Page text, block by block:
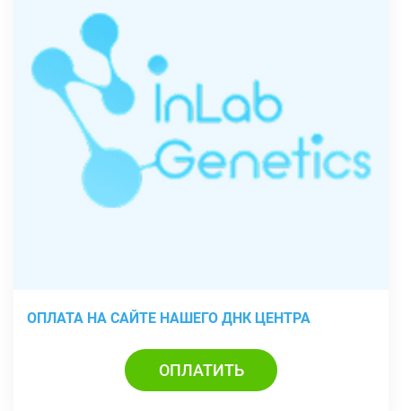
ОПЛАТА НА САЙТЕ НАШЕГО ДНК ЦЕНТРА
ОПЛАТИТЬ